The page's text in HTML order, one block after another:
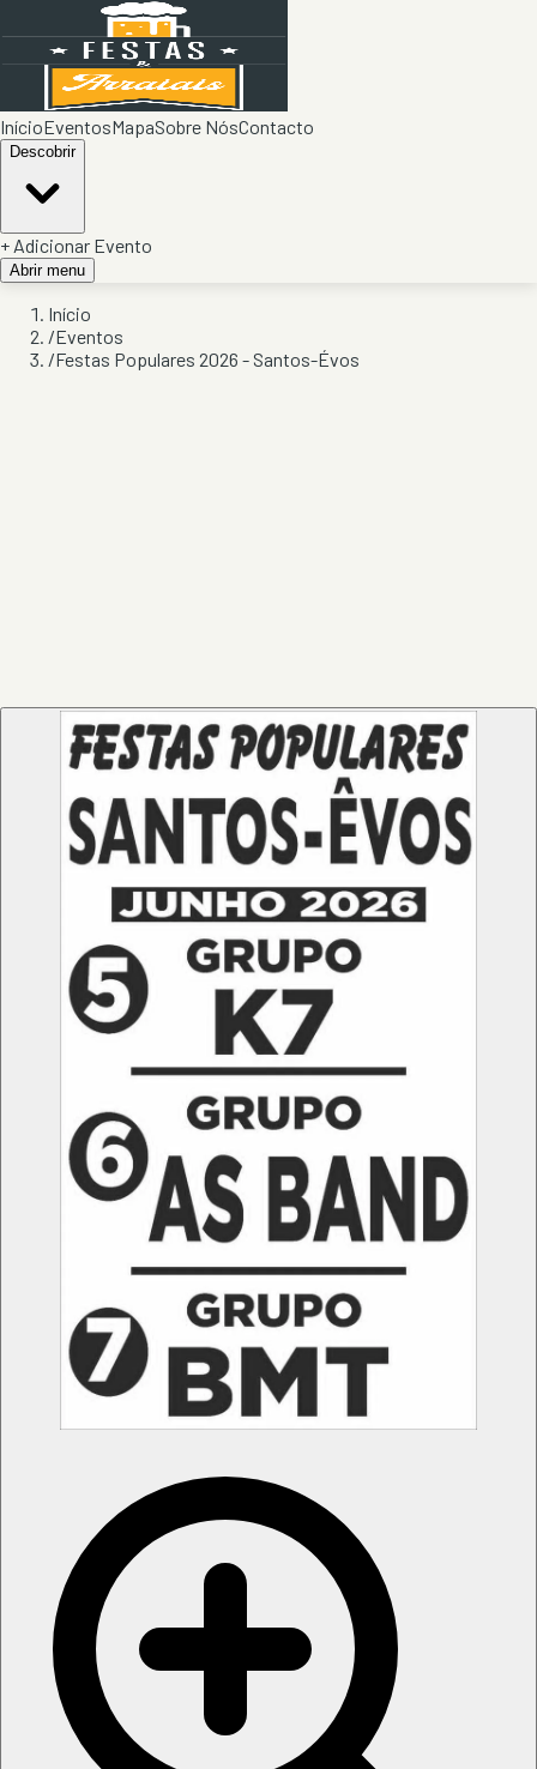
InícioEventosMapaSobre NósContacto
Descobrir
+ Adicionar Evento
Abrir menu
Início
/Eventos
/Festas Populares 2026 - Santos-Évos